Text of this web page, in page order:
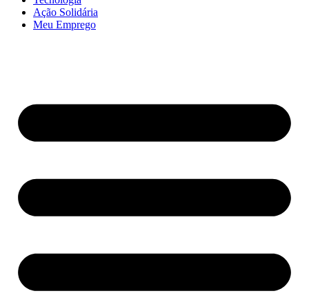
Ação Solidária
Meu Emprego